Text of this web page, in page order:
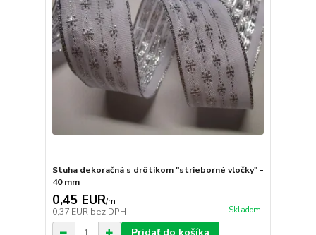
Stuha dekoračná s drôtikom "strieborné vločky" -
40 mm
0,45 EUR/m
0,37 EUR bez DPH Skladom